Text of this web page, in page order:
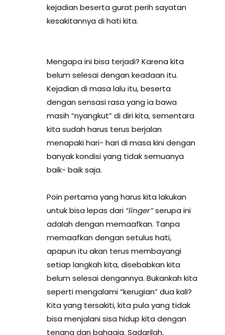
kejadian beserta gurat perih sayatan
kesakitannya di hati kita.
Mengapa ini bisa terjadi? Karena kita
belum selesai dengan keadaan itu.
Kejadian di masa lalu itu, beserta
dengan sensasi rasa yang ia bawa
masih “nyangkut” di diri kita, sementara
kita sudah harus terus berjalan
menapaki hari- hari di masa kini dengan
banyak kondisi yang tidak semuanya
baik- baik saja.
Poin pertama yang harus kita lakukan
untuk bisa lepas dari “linger”serupa ini
adalah dengan memaafkan. Tanpa
memaafkan dengan setulus hati,
apapun itu akan terus membayangi
setiap langkah kita, disebabkan kita
belum selesai dengannya. Bukankah kita
seperti mengalami “kerugian” dua kali?
Kita yang tersakiti, kita pula yang tidak
bisa menjalani sisa hidup kita dengan
tenang dan bahagia. Sadarilah,